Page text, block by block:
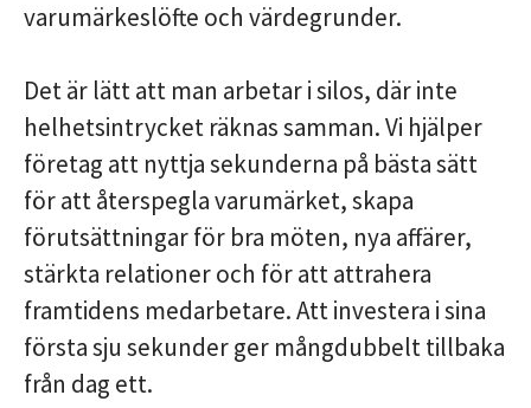
varumärkeslöfte och värdegrunder.
Det är lätt att man arbetar i silos, där inte
helhetsintrycket räknas samman. Vi hjälper
företag att nyttja sekunderna på bästa sätt
för att återspegla varumärket, skapa
förutsättningar för bra möten, nya affärer,
stärkta relationer och för att attrahera
framtidens medarbetare. Att investera i sina
första sju sekunder ger mångdubbelt tillbaka
från dag ett.